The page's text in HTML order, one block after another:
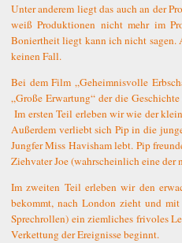
Unter anderem liegt das auch an der
weiß Produktionen nicht mehr im
Boniertheit liegt kann ich nicht sagen.
keinen Fall.
Bei dem Film „Geheimnisvolle
„Große Erwartung“ der die
Im ersten Teil erleben wir wie der
Außerdem verliebt sich Pip in die
Jungfer Miss Havisham lebt. Pip
Ziehvater Joe (wahrscheinlich eine der
Im zweiten Teil erleben wir den
bekommt, nach London zieht und
Sprechrollen) ein ziemliches frivoles
Verkettung der Ereignisse beginnt.